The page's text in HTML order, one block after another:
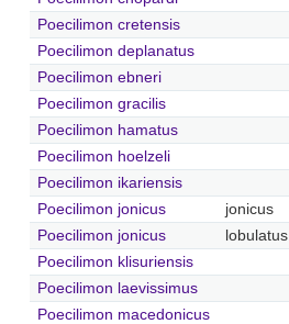
Poecilimon cretensis
Poecilimon deplanatus
Poecilimon ebneri
Poecilimon gracilis
Poecilimon hamatus
Poecilimon hoelzeli
Poecilimon ikariensis
Poecilimon jonicus
jonicus
Poecilimon jonicus
lobulatus
Poecilimon klisuriensis
Poecilimon laevissimus
Poecilimon macedonicus